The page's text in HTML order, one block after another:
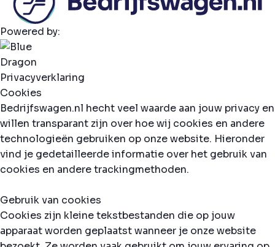
Powered by:
Privacyverklaring
Cookies
Bedrijfswagen.nl hecht veel waarde aan jouw privacy en
willen transparant zijn over hoe wij cookies en andere
technologieën gebruiken op onze website. Hieronder
vind je gedetailleerde informatie over het gebruik van
cookies en andere trackingmethoden.
Gebruik van cookies
Cookies zijn kleine tekstbestanden die op jouw
apparaat worden geplaatst wanneer je onze website